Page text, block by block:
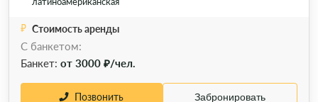
Стоимость аренды
С банкетом:
Банкет: от 3000 ₽/чел.
Позвонить Забронировать